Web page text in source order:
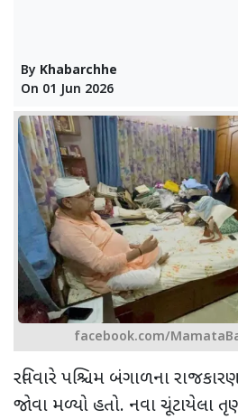
By Khabarchhe
On 01 Jun 2026
facebook.com/
રવિવારે પશ્ચિમ બંગાળના
જોવા મળ્યો હતો. નવા ચૂંટાયેલા